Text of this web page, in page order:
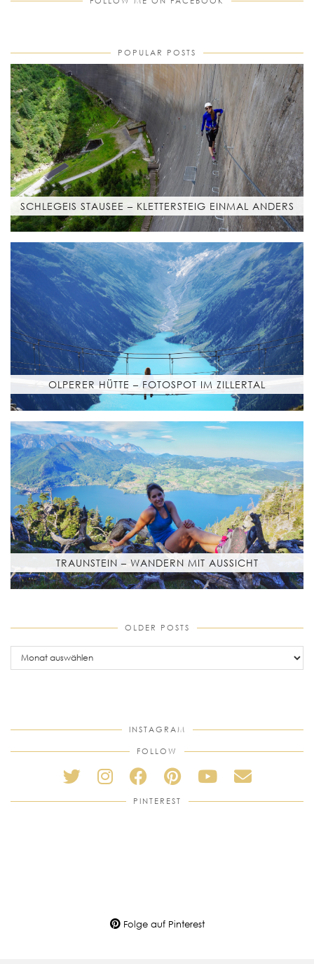
POPULAR POSTS
SCHLEGEIS STAUSEE – KLETTERSTEIG EINMAL ANDERS
OLPERER HÜTTE – FOTOSPOT IM ZILLERTAL
TRAUNSTEIN – WANDERN MIT AUSSICHT
OLDER POSTS
older
posts
INSTAGRAM
FOLLOW
PINTEREST
Folge auf Pinterest